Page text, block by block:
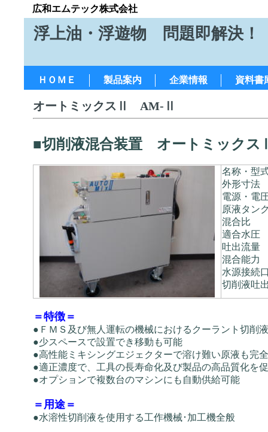
広和エムテック株式会社
浮上油・浮遊物 問題即解決！
ＨＯＭＥ 製品案内 企業情報 資料書
オートミックスⅡ AM-Ⅱ
■切削液混合装置 オートミック
名称・型
外形寸法
電源・電
原液タン
混合比
適合水圧
吐出流量
混合能力
水源接続
切削液吐
＝特徴＝
●ＦＭＳ及び無人運転の機械におけるクーラント切削
●少スペースで設置でき移動も可能
●高性能ミキシングエジェクターで溶け難い原液も完
●適正濃度で、工具の長寿命化及び製品の高品質化を
●オプションで複数台のマシンにも自動供給可能
＝用途＝
●水溶性切削液を使用する工作機械･加工機全般